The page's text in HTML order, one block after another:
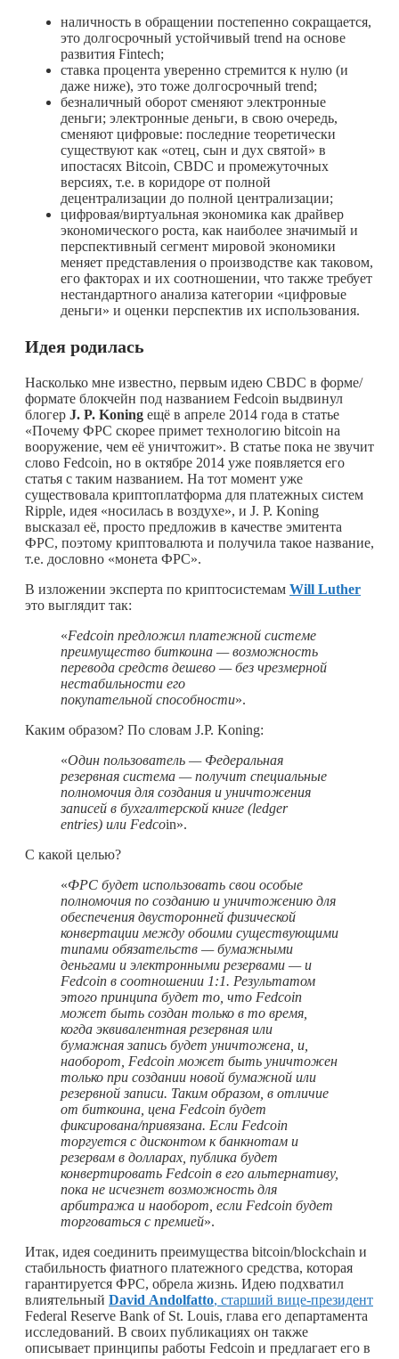
наличность в обращении постепенно сокращается,
это долгосрочный устойчивый trend на основе
развития Fintech;
ставка процента уверенно стремится к нулю (и
даже ниже), это тоже долгосрочный trend;
безналичный оборот сменяют электронные
деньги; электронные деньги, в свою очередь,
сменяют цифровые: последние теоретически
существуют как «отец, сын и дух святой» в
ипостасях Bitcoin, CBDC и промежуточных
версиях, т.е. в коридоре от полной
децентрализации до полной централизации;
цифровая/виртуальная экономика как драйвер
экономического роста, как наиболее значимый и
перспективный сегмент мировой экономики
меняет представления о производстве как таковом,
его факторах и их соотношении, что также требует
нестандартного анализа категории «цифровые
деньги» и оценки перспектив их использования.
Идея родилась
Насколько мне известно, первым идею CBDC в форме/
формате блокчейн под названием Fedcoin выдвинул
блогер J. P. Koning ещё в апреле 2014 года в статье
«Почему ФРС скорее примет технологию bitcoin на
вооружение, чем её уничтожит». В статье пока не звучит
слово Fedcoin, но в октябре 2014 уже появляется его
статья с таким названием. На тот момент уже
существовала криптоплатформа для платежных систем
Ripple, идея «носилась в воздухе», и J. P. Koning
высказал её, просто предложив в качестве эмитента
ФРС, поэтому криптовалюта и получила такое название,
т.е. дословно «монета ФРС».
В изложении эксперта по криптосистемам Will Luther
это выглядит так:
«Fedcoin предложил платежной системе
преимущество биткоина — возможность
перевода средств дешево — без чрезмерной
нестабильности его
покупательной способности».
Каким образом? По словам J.P. Koning:
«Один пользователь — Федеральная
резервная система — получит специальные
полномочия для создания и уничтожения
записей в бухгалтерской книге (ledger
entries) или Fedcoin».
С какой целью?
«ФРС будет использовать свои особые
полномочия по созданию и уничтожению для
обеспечения двусторонней физической
конвертации между обоими существующими
типами обязательств — бумажными
деньгами и электронными резервами — и
Fedcoin в соотношении 1:1. Результатом
этого принципа будет то, что Fedcoin
может быть создан только в то время,
когда эквивалентная резервная или
бумажная запись будет уничтожена, и,
наоборот, Fedcoin может быть уничтожен
только при создании новой бумажной или
резервной записи. Таким образом, в отличие
от биткоина, цена Fedcoin будет
фиксирована/привязана. Если Fedcoin
торгуется с дисконтом к банкнотам и
резервам в долларах, публика будет
конвертировать Fedcoin в его альтернативу,
пока не исчезнет возможность для
арбитража и наоборот, если Fedcoin будет
торговаться с премией».
Итак, идея соединить преимущества bitcoin/blockchain и
стабильность фиатного платежного средства, которая
гарантируется ФРС, обрела жизнь. Идею подхватил
влиятельный David Andolfatto, старший вице-президент
Federal Reserve Bank of St. Louis, глава его департамента
исследований. В своих публикациях он также
описывает принципы работы Fedcoin и предлагает его в